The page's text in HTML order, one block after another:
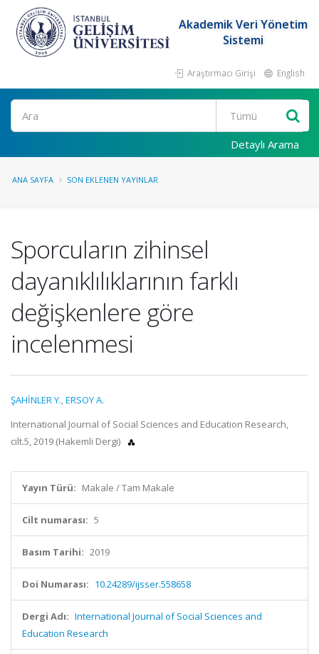
Akademik Veri Yönetim
Sistemi
Araştırmacı Girişi English
Ara
Detaylı Arama
ANA SAYFA SON EKLENEN YAYINLAR
Sporcuların zihinsel
dayanıklılıklarının farklı
değişkenlere göre
incelenmesi
ŞAHİNLER Y.,ERSOY A.
International Journal of Social Sciences and Education Research,
cilt.5, 2019 (Hakemli Dergi)
Yayın Türü: Makale / Tam Makale
Cilt numarası: 5
Basım Tarihi: 2019
Doi Numarası: 10.24289/ijsser.558658
Dergi Adı: International Journal of Social Sciences and
Education Research